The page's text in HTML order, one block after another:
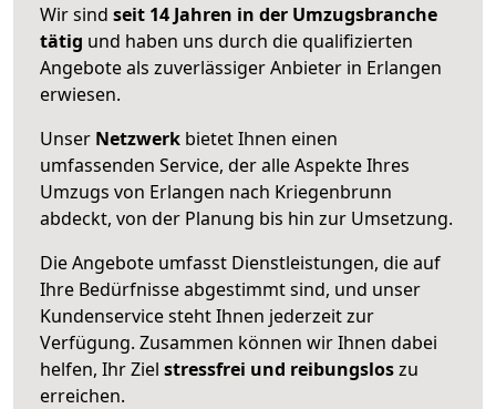
Wir sind seit 14 Jahren in der Umzugsbranche
tätig und haben uns durch die qualifizierten
Angebote als zuverlässiger Anbieter in Erlangen
erwiesen.
Unser Netzwerk bietet Ihnen einen
umfassenden Service, der alle Aspekte Ihres
Umzugs von Erlangen nach Kriegenbrunn
abdeckt, von der Planung bis hin zur Umsetzung.
Die Angebote umfasst Dienstleistungen, die auf
Ihre Bedürfnisse abgestimmt sind, und unser
Kundenservice steht Ihnen jederzeit zur
Verfügung. Zusammen können wir Ihnen dabei
helfen, Ihr Ziel stressfrei und reibungsloszu
erreichen.